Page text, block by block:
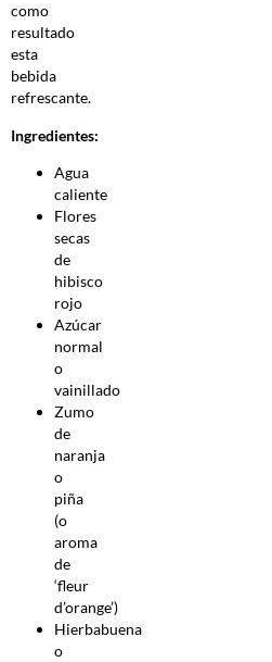
como
resultado
esta
bebida
refrescante.
Ingredientes:
Agua
caliente
Flores
secas
de
hibisco
rojo
Azúcar
normal
o
vainillado
Zumo
de
naranja
o
piña
(o
aroma
de
‘fleur
d’orange’)
Hierbabuena
o